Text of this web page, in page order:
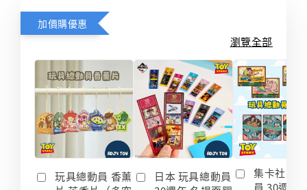
加價購優惠
瀏覽全部
玩具總動員 香薰
日本 玩具總動員
集卡社 玩
員 30週年